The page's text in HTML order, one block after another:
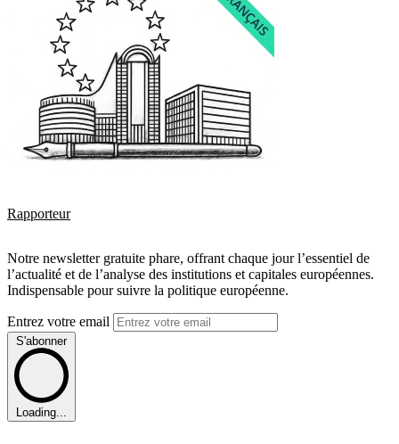
Rapporteur
Notre newsletter gratuite phare, offrant chaque jour l’essentiel de
l’actualité et de l’analyse des institutions et capitales européennes.
Indispensable pour suivre la politique européenne.
Entrez votre email
S'abonner
Loading...